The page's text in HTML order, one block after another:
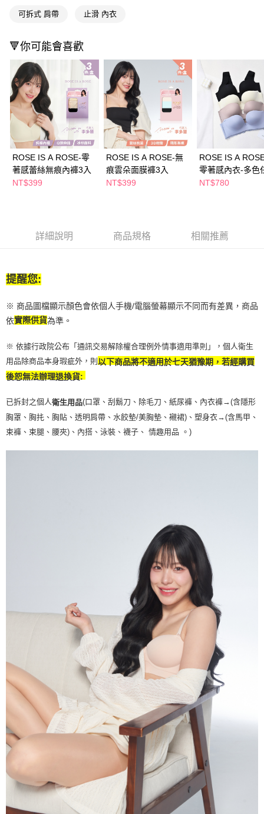
結帳頁面，進行簡訊認證並確認金額後，即可完成結帳。
３．收到繳費通知簡訊後14天內，點擊此簡訊中的連結，可透過四大超商／
ATM／網路銀行／等多元方式進行付款，方視為交易完成。
※ 請注意：結帳手續完成當下不需立刻繳費，但若您需要取消訂單，請聯絡
購買商品的店家。未經商家同意取消之訂單仍視為有效，需透過AFTEE先享
後付繳納相關費用。
※ 交易是否成功請以「AFTEE先享後付 」之結帳頁面顯示為準，若有關於
是否繳費成功／繳費後需取消欲退款等相關疑問，請聯繫「AFTEE先享後付
客戶支援中心」
https://netprotections.freshdesk.com/support/home
【注意事項】
１．透過由恩沛科技股份有限公司提供之「AFTEE先享後付」服務完成之交
易，需依本服務之必要範圍內提供個人資料，並將交易相關給付款項請求債
權轉讓予恩沛科技股份有限公司。
２．關於個人資料處理事宜，請瀏覽以下網址：
https://aftee.tw/terms/#terms3
４．使用「AFTEE先享後付」時，將依據個別帳號之用戶狀況，依本公司即
時審查核予不同之上限額度；若仍有額度不足之情形，本公司將視審查結果
恩沛科技股份有限公司將有權停止該用戶之使用額度並採取法律行動。
付款後全家取貨
每筆NT$65，滿NT$490(含以上)免運費
付款後萊爾富取貨
每筆NT$65，滿NT$490(含以上)免運費
7-11取貨付款
每筆NT$65，滿NT$490(含以上)免運費
付款後7-11取貨
每筆NT$65，滿NT$490(含以上)免運費
可拆式 肩帶 止滑 內衣
🔻你可能會喜歡
ROSE IS A ROSE-零
著感蕾絲無痕內褲3入
NT$399
ROSE IS A ROSE-無
痕雲朵面膜褲3入
NT$399
ROSE IS A
零著感內衣-多色
NT$780
詳細說明 商品規格 相關推薦
提醒您:
※ 商品圖檔顯示顏色會依個人手機/電腦螢幕顯示不同而有差異，商品
依實際供貨為準。
※ 依據行政院公布「通訊交易解除權合理例外情事適用準則」，個人衛生
用品除商品本身瑕疵外，則以下商品將不適用於七天猶豫期，若經購買
後恕無法辦理退換貨:
已拆封之個人衛生用品(口罩、刮鬍刀、除毛刀、紙尿褲、內衣褲→(含隱形
胸罩、胸扥、胸貼、透明肩帶、水餃墊/美胸墊、襯裙)、塑身衣→(含馬甲、
束褲、束腿、腰夾) 、內搭、泳裝、襪子、 情趣用品 。)